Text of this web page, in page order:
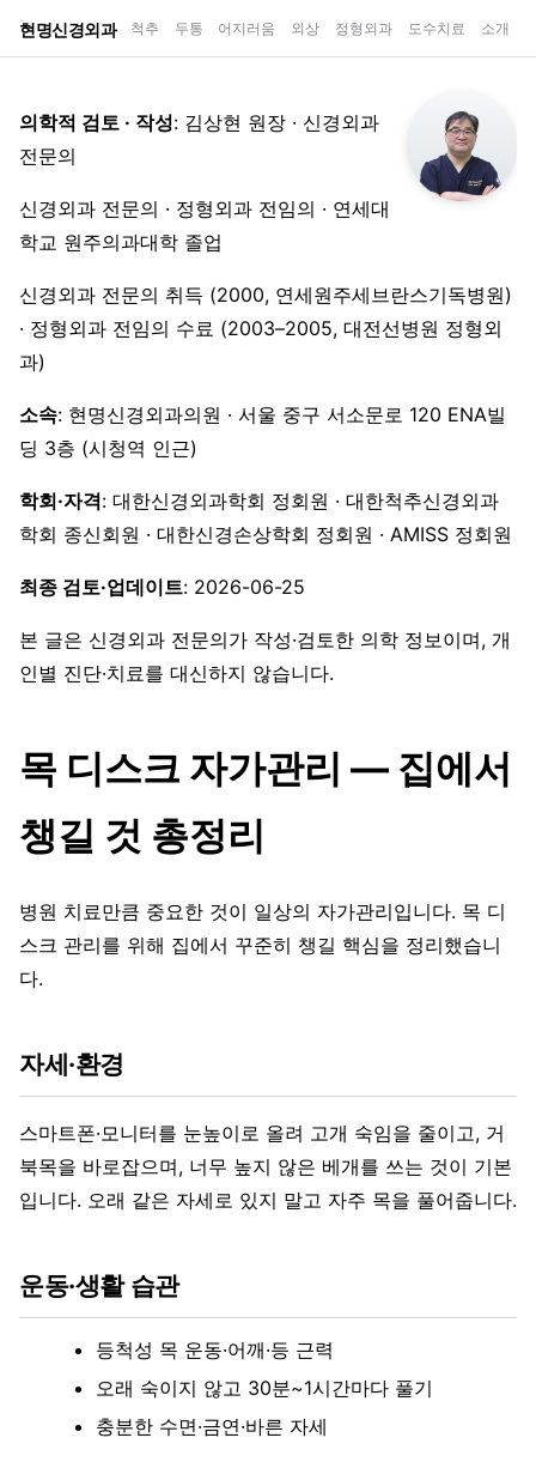
현명신경외과 척추 두통 어지러움 외상 정형외과 도수치료 소개
의학적 검토 · 작성: 김상현 원장 · 신경외과
전문의
신경외과 전문의 · 정형외과 전임의 · 연세대
학교 원주의과대학 졸업
신경외과 전문의 취득 (2000, 연세원주세브란스기독병원)
· 정형외과 전임의 수료 (2003–2005, 대전선병원 정형외
과)
소속: 현명신경외과의원 · 서울 중구 서소문로 120 ENA빌
딩 3층 (시청역 인근)
학회·자격: 대한신경외과학회 정회원 · 대한척추신경외과
학회 종신회원 · 대한신경손상학회 정회원 · AMISS 정회원
최종 검토·업데이트: 2026-06-25
본 글은 신경외과 전문의가 작성·검토한 의학 정보이며, 개
인별 진단·치료를 대신하지 않습니다.
목 디스크 자가관리 — 집에서
챙길 것 총정리
병원 치료만큼 중요한 것이 일상의 자가관리입니다. 목 디
스크 관리를 위해 집에서 꾸준히 챙길 핵심을 정리했습니
다.
자세·환경
스마트폰·모니터를 눈높이로 올려 고개 숙임을 줄이고, 거
북목을 바로잡으며, 너무 높지 않은 베개를 쓰는 것이 기본
입니다. 오래 같은 자세로 있지 말고 자주 목을 풀어줍니다.
운동·생활 습관
등척성 목 운동·어깨·등 근력
오래 숙이지 않고 30분~1시간마다 풀기
충분한 수면·금연·바른 자세